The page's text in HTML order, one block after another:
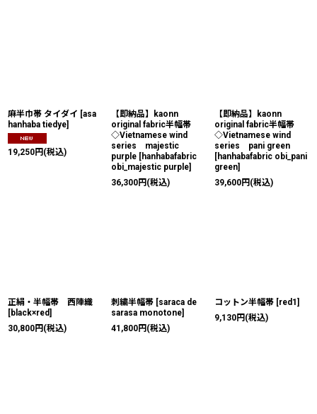
麻半巾帯 タイダイ [asa
hanhaba tiedye]
19,250円 (税込)
【即納品】kaonn
original fabric半幅帯
◇Vietnamese wind
series majestic
purple [hanhabafabric
obi_majestic purple]
36,300円 (税込)
【即納品】kaonn
original fabric半幅帯
◇Vietnamese wind
series pani green
[hanhabafabric obi_pani
green]
39,600円 (税込)
正絹・半幅帯 西陣織
[black×red]
30,800円 (税込)
刺繍半幅帯 [saraca de
sarasa monotone]
41,800円 (税込)
コットン半幅帯 [red1]
9,130円 (税込)